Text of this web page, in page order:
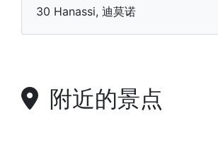
30 Hanassi, 迪莫诺
附近的景点